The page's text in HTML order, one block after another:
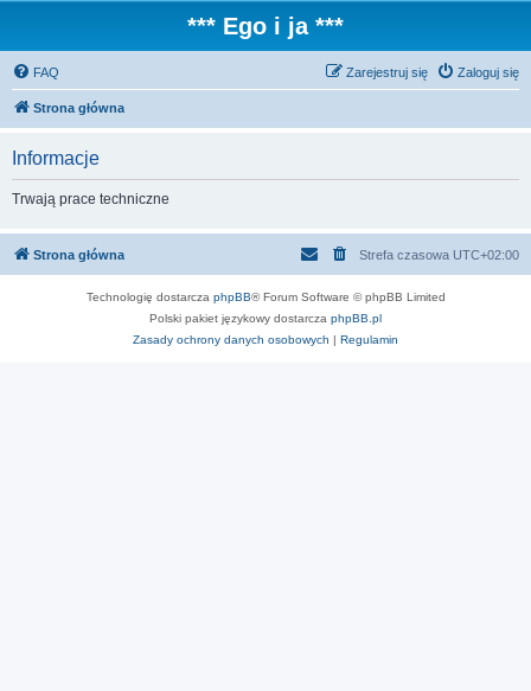
*** Ego i ja ***
FAQ Zaloguj się
Zarejestruj się
Strona główna
Informacje
Trwają prace techniczne
Strona główna Strefa czasowa UTC+02:00
Technologię dostarcza phpBB® Forum Software © phpBB Limited
Polski pakiet językowy dostarcza phpBB.pl
Zasady ochrony danych osobowych | Regulamin